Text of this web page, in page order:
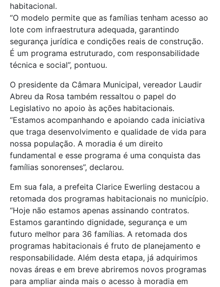
habitacional.
“O modelo permite que as famílias tenham acesso ao
lote com infraestrutura adequada, garantindo
segurança jurídica e condições reais de construção.
É um programa estruturado, com responsabilidade
técnica e social”, pontuou.
O presidente da Câmara Municipal, vereador Laudir
Abreu da Rosa também ressaltou o papel do
Legislativo no apoio às ações habitacionais.
“Estamos acompanhando e apoiando cada iniciativa
que traga desenvolvimento e qualidade de vida para
nossa população. A moradia é um direito
fundamental e esse programa é uma conquista das
famílias sonorenses”, declarou.
Em sua fala, a prefeita Clarice Ewerling destacou a
retomada dos programas habitacionais no município.
“Hoje não estamos apenas assinando contratos.
Estamos garantindo dignidade, segurança e um
futuro melhor para 36 famílias. A retomada dos
programas habitacionais é fruto de planejamento e
responsabilidade. Além desta etapa, já adquirimos
novas áreas e em breve abriremos novos programas
para ampliar ainda mais o acesso à moradia em